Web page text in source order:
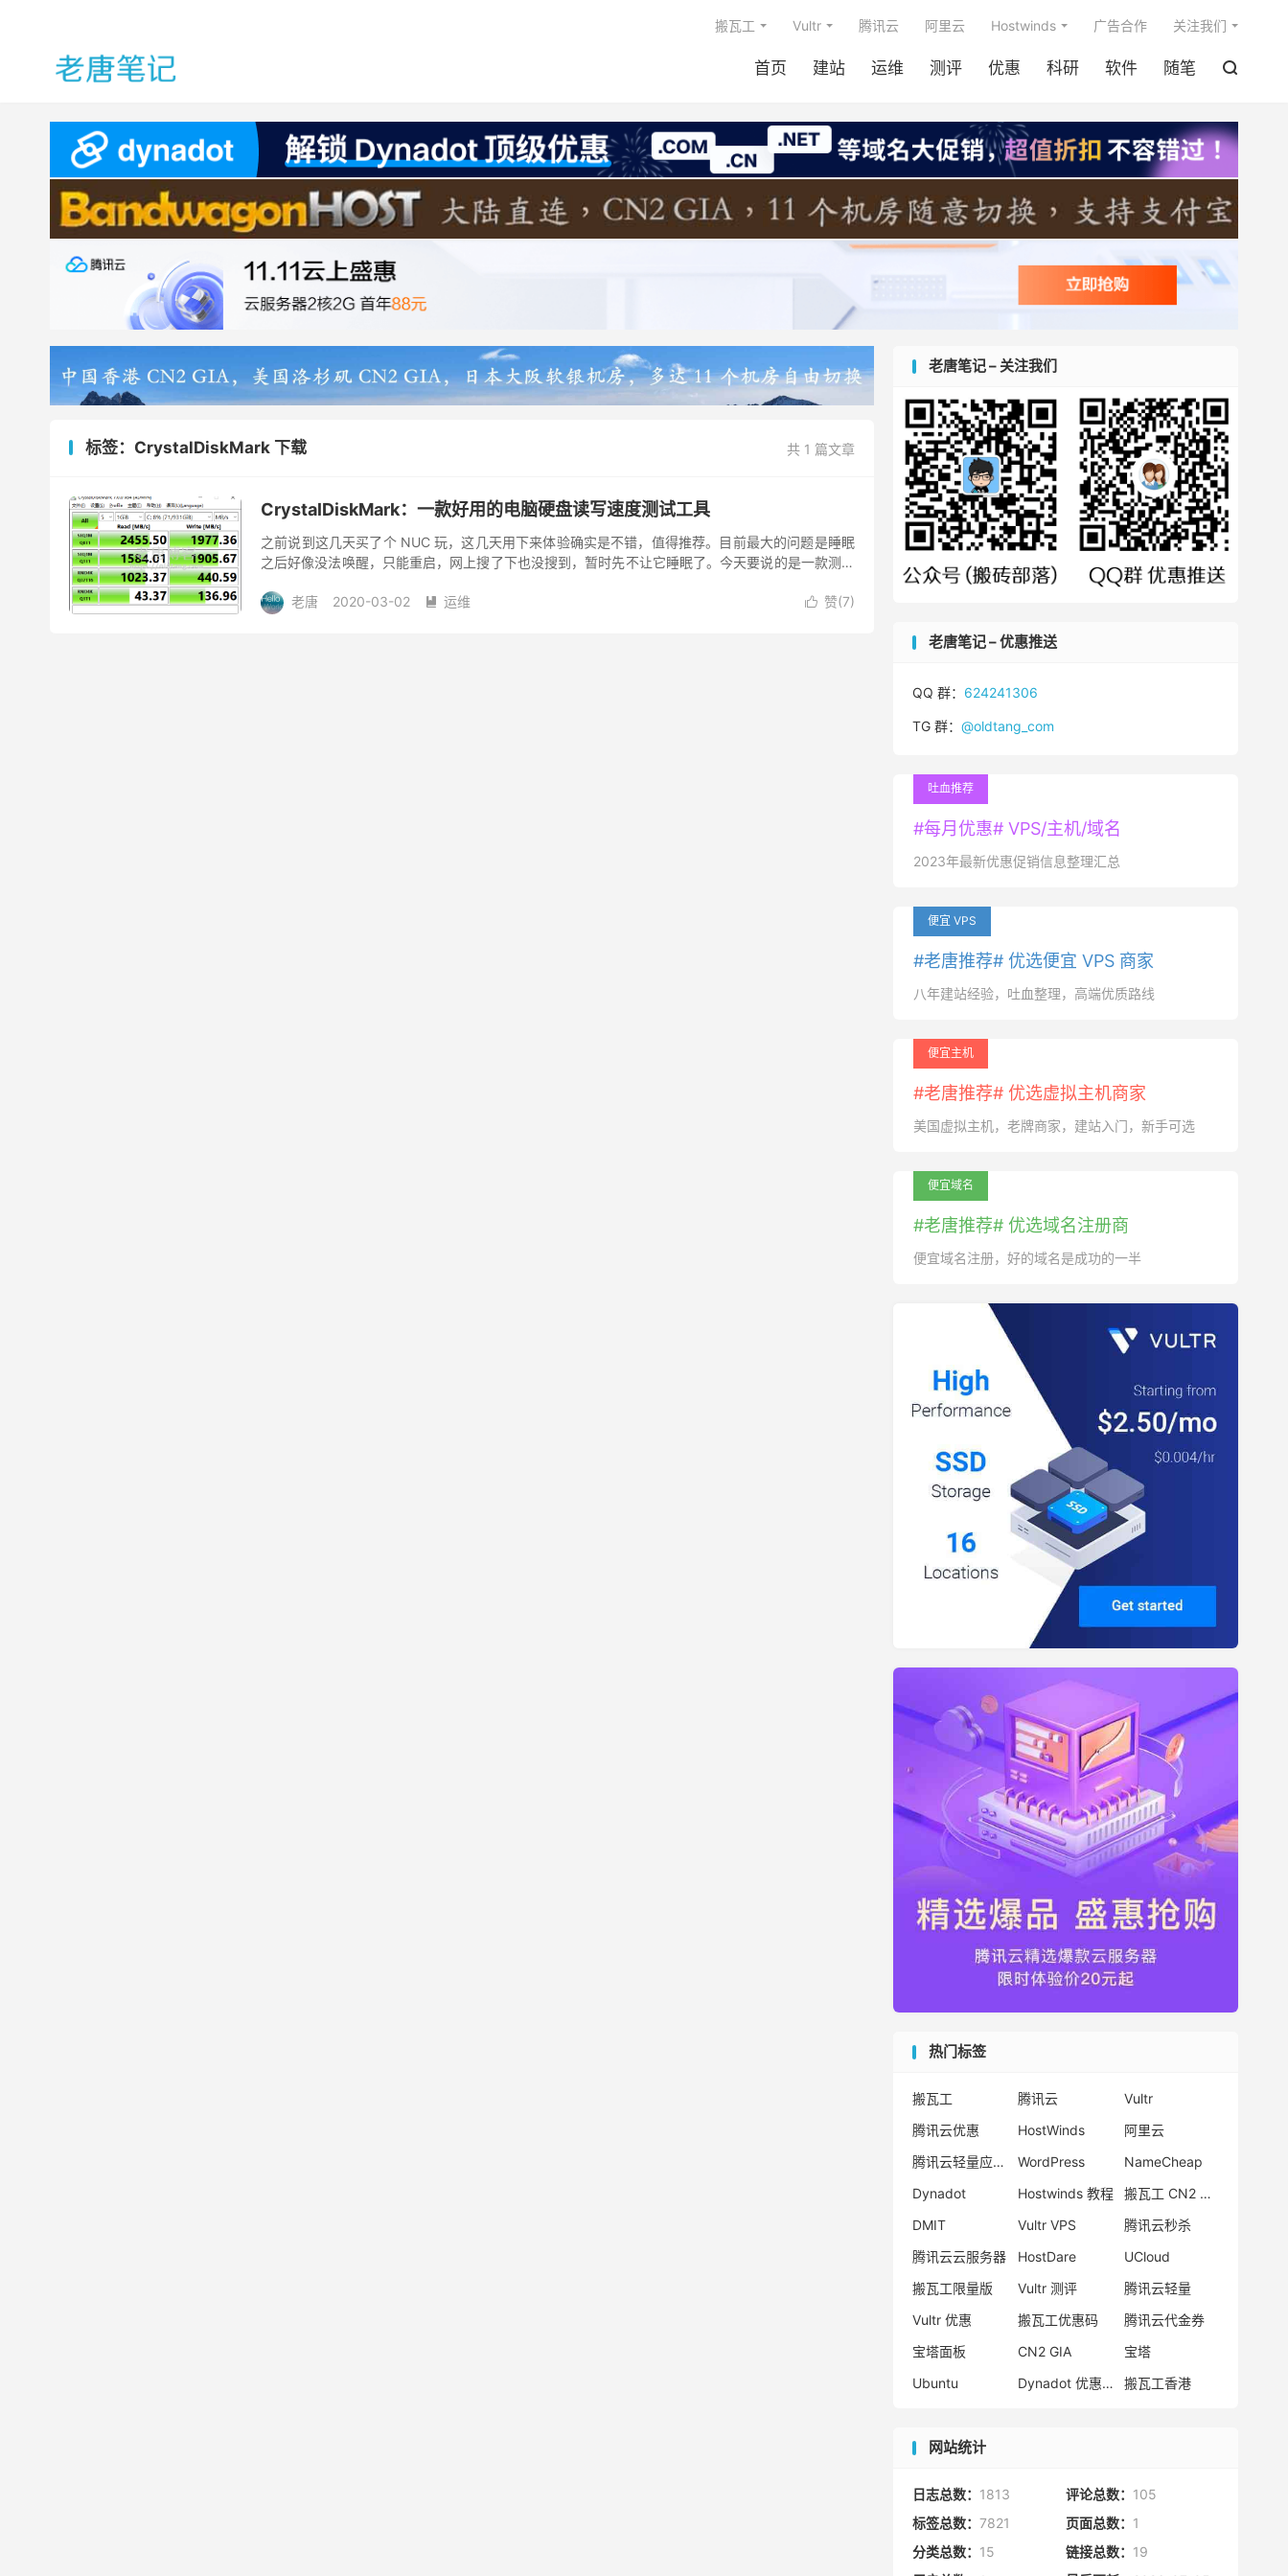
首页 建站 运维 测评 优惠 科研 软件 随笔 
搬瓦工 Vultr 腾讯云 阿里云 Hostwinds 广告合作 关注我们
共 1 篇文章
标签：CrystalDiskMark 下载
CrystalDiskMark：一款好用的电脑硬盘读写速度测试工具
之前说到这几天买了个 NUC 玩，这几天用下来体验确实是不错，值得推荐。目前最大的问题是睡眠
之后好像没法唤醒，只能重启，网上搜了下也没搜到，暂时先不让它睡眠了。今天要说的是一款测试
 赞(7)
老唐 2020-03-02  运维
老唐笔记 – 关注我们
老唐笔记 – 优惠推送
QQ 群： 624241306
TG 群： @oldtang_com
吐血推荐
#每月优惠# VPS/主机/域名
2023年最新优惠促销信息整理汇总
便宜 VPS
#老唐推荐# 优选便宜 VPS 商家
八年建站经验，吐血整理，高端优质路线
便宜主机
#老唐推荐# 优选虚拟主机商家
美国虚拟主机，老牌商家，建站入门，新手可选
便宜域名
#老唐推荐# 优选域名注册商
便宜域名注册，好的域名是成功的一半
热门标签
搬瓦工 腾讯云
Vultr
腾讯云优惠
HostWinds
阿里云
腾讯云轻量应用服务器
WordPress
NameCheap
Dynadot
Hostwinds 教程
搬瓦工 CN2 GIA
DMIT
Vultr VPS
腾讯云秒杀
腾讯云云服务器
HostDare
UCloud
搬瓦工限量版
Vultr 测评
腾讯云轻量
Vultr 优惠
搬瓦工优惠码
腾讯云代金券
宝塔面板
CN2 GIA
宝塔
Ubuntu
Dynadot 优惠码 搬瓦工香港
网站统计
日志总数： 1813 评论总数： 105
标签总数： 7821 页面总数： 1
分类总数： 15 链接总数： 19